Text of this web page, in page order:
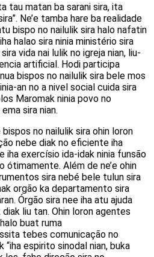
tau matan ba sarani sira, ita
Ne’e tamba hare ba realidade
bispo no nailulik sira halo nafatin
halao sira ninia ministério sira
vida nai lulik no igreja nian, liu-
artificial. Hodi participa
bispos no nailulik sira bele mos
an no a nivel social cuida sira
Maromak ninia povo no
sira nian.
no nailulik sira ohin loron
nebe diak no eficiente iha
iha exercísio ida-idak ninia funsão
ótimamente. Além de ne’e ohin
sira nebé bele tulun sira
orgão ka departamento sira
Órgão sira nee iha atu ajuda
liu tan. Ohin loron agentes
buat ruma
tebes comunicação no
espirito sinodal nian, buka